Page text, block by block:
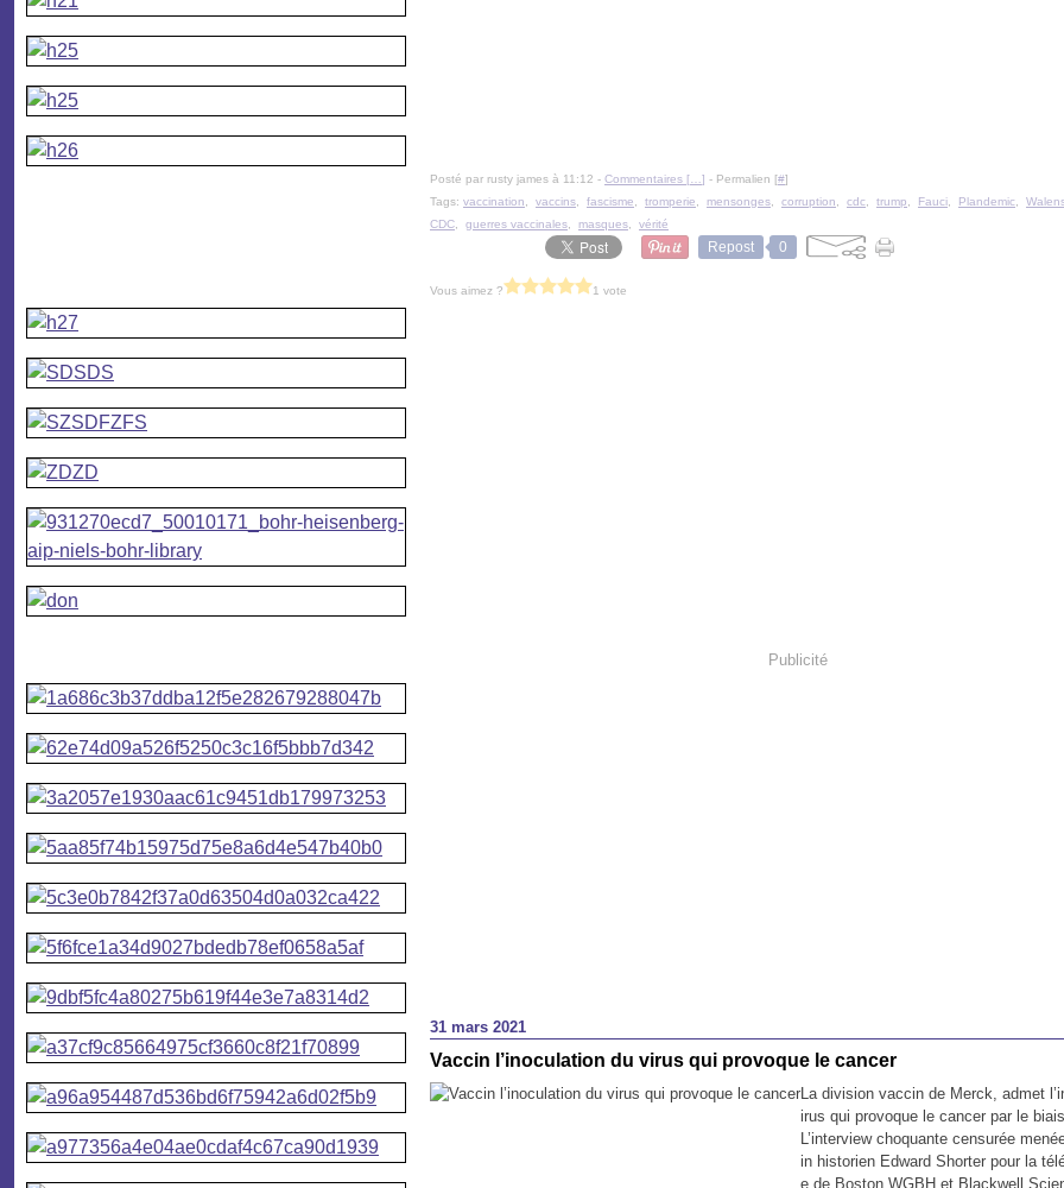
Posté par rusty james à 11:12 - Commentaires [ ] - Permalien [#]
Tags: vaccination vaccins fascisme tromperie mensonges corruption cdc trump Fauci Plandemic
CDC
guerres vaccinales masques vérité
Repost 0
Vous aimez ? 1 vote
Publicité
31 mars 2021
Vaccin l’inoculation du virus qui provoque le cancer
La division vaccin de Merck, admet
irus qui provoque le cancer par le
L’interview choquante censurée
in historien Edward Shorter pour la
e de Boston WGBH et Blackwell